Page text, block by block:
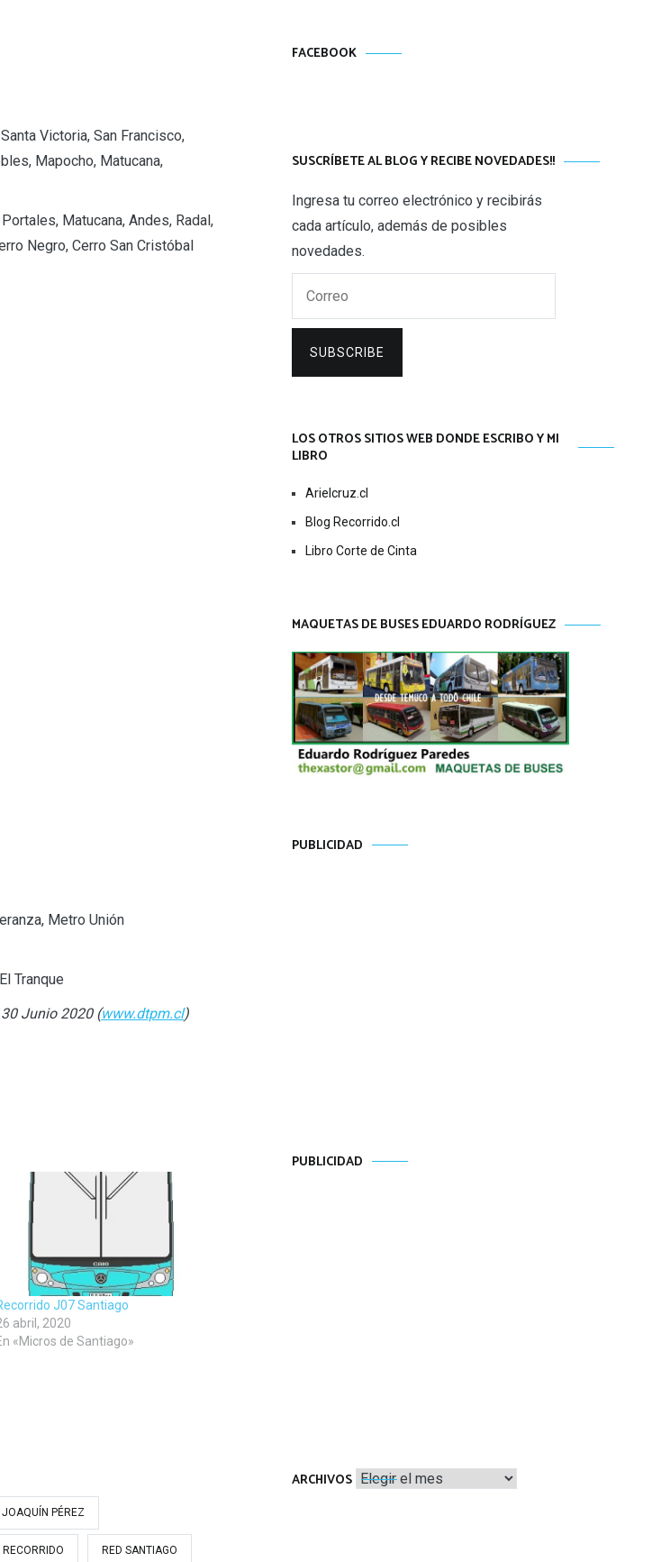
Victoria, San Francisco,
Mapocho, Matucana,
Matucana, Andes, Radal,
Negro, Cerro San Cristóbal
Metro Unión
Tranque
Junio 2020 (www.dtpm.cl)
J07 Santiago
abril, 2020
«Micros de Santiago»
PÉREZ
RECORRIDO RED SANTIAGO
FACEBOOK
SUSCRÍBETE AL BLOG Y RECIBE NOVEDADES!!
Ingresa tu correo electrónico y recibirás
cada artículo, además de posibles
novedades.
SUBSCRIBE
LOS OTROS SITIOS WEB DONDE ESCRIBO Y MI
LIBRO
Arielcruz.cl
Blog Recorrido.cl
Libro Corte de Cinta
MAQUETAS DE BUSES EDUARDO RODRÍGUEZ
PUBLICIDAD
PUBLICIDAD
ARCHIVOS Archivos